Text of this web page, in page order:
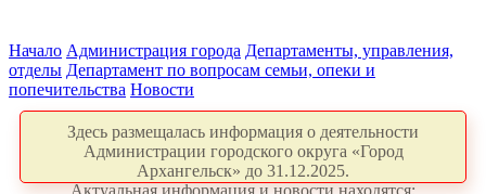
Начало Администрация города Департаменты, управления,
отделы Департамент по вопросам семьи, опеки и
попечительства Новости
Здесь размещалась информация о деятельности
Администрации городского округа «Город
Архангельск» до 31.12.2025.
Актуальная информация и новости находятся: